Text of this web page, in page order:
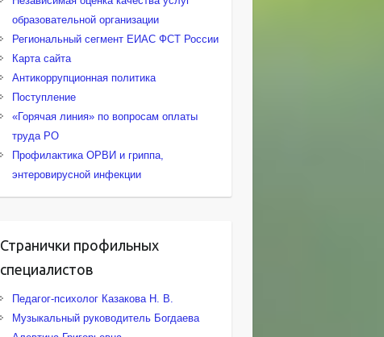
образовательной организации
Региональный сегмент ЕИАС ФСТ России
Карта сайта
Антикоррупционная политика
Поступление
«Горячая линия» по вопросам оплаты
труда РО
Профилактика ОРВИ и гриппа,
энтеровирусной инфекции
Странички профильных
специалистов
Педагог-психолог Казакова Н. В.
Музыкальный руководитель Богдаева